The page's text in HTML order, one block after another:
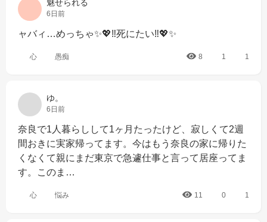
魅せられる
6日前
ャバィ…めっちゃ✨💖‼️死にたい‼️💖✨
心 愚痴 8 1 1
ゆ。
6日前
奈良で1人暮らしして1ヶ月たったけど、寂しくて2週
間おきに実家帰ってます。今はもう奈良の家に帰りた
くなくて親にまだ東京で急遽仕事と言って居座ってま
す。このま…
心 悩み 11 0 1